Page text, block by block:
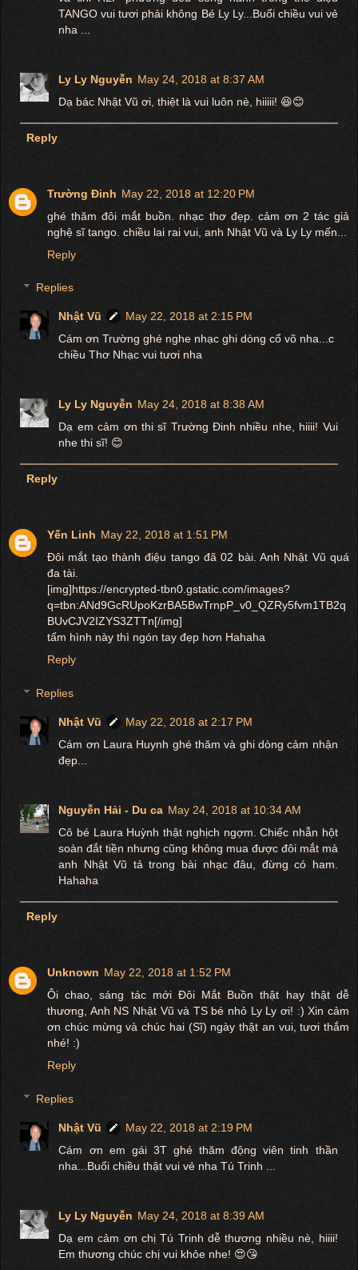
TANGO vui tươi phải không Bé Ly Ly...Buổi chiều vui vẻ
nha ...
Ly Ly Nguyễn May 24, 2018 at 8:37 AM
Dạ bác Nhật Vũ ơi, thiệt là vui luôn nè, hiiiii! 😆😊
Reply
Trường Đinh May 22, 2018 at 12:20 PM
ghé thăm đôi mắt buồn. nhạc thơ đẹp. cảm ơn 2 tác giả
nghệ sĩ tango. chiều lai rai vui, anh Nhật Vũ và Ly Ly mến...
Reply
Replies
Nhật Vũ
May 22, 2018 at 2:15 PM
Cám ơn Trường ghé nghe nhạc ghi dòng cổ võ nha...c
chiều Thơ Nhạc vui tươi nha
Ly Ly Nguyễn May 24, 2018 at 8:38 AM
Dạ em cảm ơn thi sĩ Trường Đinh nhiều nhe, hiiii! Vui
nhe thi sĩ! 😊
Reply
Yến Linh May 22, 2018 at 1:51 PM
Đôi mắt tạo thành điệu tango đã 02 bài. Anh Nhật Vũ quá
đa tài.
[img]https://encrypted-tbn0.gstatic.com/images?
q=tbn:ANd9GcRUpoKzrBA5BwTrnpP_v0_QZRy5fvm1TB2q
BUvCJV2IZYS3ZTTn[/img]
tấm hình này thì ngón tay đẹp hơn Hahaha
Reply
Replies
Nhật Vũ
May 22, 2018 at 2:17 PM
Cám ơn Laura Huynh ghé thăm và ghi dòng cảm nhận
đẹp...
Nguyễn Hải - Du ca May 24, 2018 at 10:34 AM
Cô bé Laura Huỳnh thật nghịch ngợm. Chiếc nhẫn hột
soàn đắt tiền nhưng cũng không mua được đôi mắt mà
anh Nhật Vũ tả trong bài nhạc đâu, đừng có ham.
Hahaha
Reply
Unknown May 22, 2018 at 1:52 PM
Ôi chao, sáng tác mới Đôi Mắt Buồn thật hay thật dễ
thương, Anh NS Nhật Vũ và TS bé nhỏ Ly Ly ơi! :) Xin cảm
ơn chúc mừng và chúc hai (Sĩ) ngày thật an vui, tươi thắm
nhé! :)
Reply
Replies
Nhật Vũ
May 22, 2018 at 2:19 PM
Cám ơn em gái 3T ghé thăm động viên tinh thần
nha...Buổi chiều thật vui vẻ nha Tú Trinh ...
Ly Ly Nguyễn May 24, 2018 at 8:39 AM
Dạ em cảm ơn chị Tú Trinh dễ thương nhiều nè, hiiii!
Em thương chúc chị vui khỏe nhe! 😍😘